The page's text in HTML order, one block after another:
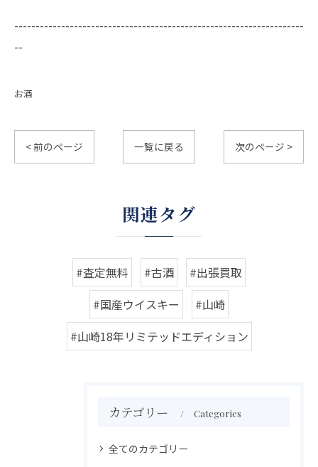
--------------------------------------------------------------------
--
お酒
< 前のページ 一覧に戻る 次のページ >
関連タグ
#査定無料 #古酒
#出張買取
#国産ウイスキー
#山崎
#山崎18年リミテッドエディション
カテゴリー Categories
全てのカテゴリー